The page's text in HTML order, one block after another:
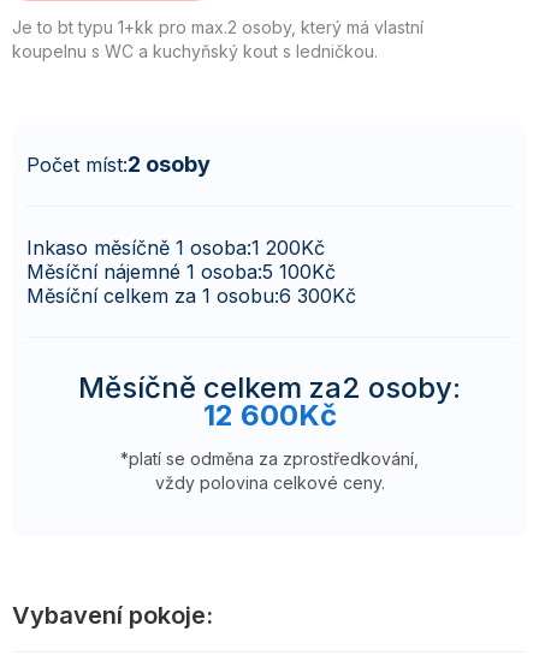
Je to bt typu 1+kk pro max.2 osoby, který má vlastní
koupelnu s WC a kuchyňský kout s ledničkou.
Počet míst:2 osoby
Inkaso měsíčně 1 osoba:1 200Kč
Měsíční nájemné 1 osoba:5 100Kč
Měsíční celkem za 1 osobu:6 300Kč
Měsíčně celkem za2 osoby:
12 600Kč
*platí se odměna za zprostředkování,
vždy polovina celkové ceny.
Vybavení pokoje: